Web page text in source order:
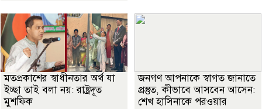
মতপ্রকাশের স্বাধীনতার অর্থ যা
ইচ্ছা তাই বলা নয়: রাষ্ট্রদূত
মুশফিক
জনগণ আপনাকে স্বাগত জানাতে
প্রস্তুত, কীভাবে আসবেন আসেন:
শেখ হাসিনাকে পরওয়ার